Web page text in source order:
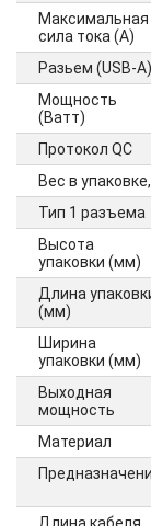
Максимальная
сила тока (А)
Разьем (USB-A)
Мощность
(Ватт)
Протокол QC
Вес в
Тип 1 разъема
Высота
упаковки (мм)
Длина
(мм)
Ширина
упаковки (мм)
Выходная
мощность
Материал